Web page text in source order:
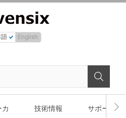
語 English
技術情報 サポート